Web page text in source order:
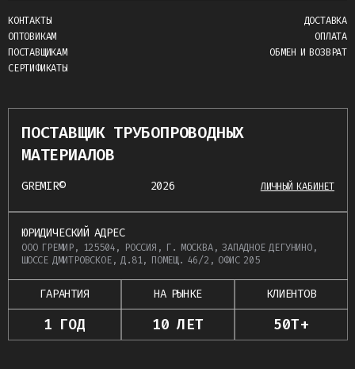
КОНТАКТЫ
ОПТОВИКАМ
ПОСТАВЩИКАМ
СЕРТИФИКАТЫ
ДОСТАВКА
ОПЛАТА
ОБМЕН И ВОЗВРАТ
ПОСТАВЩИК ТРУБОПРОВОДНЫХ
МАТЕРИАЛОВ
GREMIR© 2026 ЛИЧНЫЙ КАБИНЕТ
ЮРИДИЧЕСКИЙ АДРЕС
ООО ГРЕМИР, 125504, РОССИЯ, Г. МОСКВА, ЗАПАДНОЕ ДЕГУНИНО,
ШОССЕ ДМИТРОВСКОЕ, Д.81, ПОМЕЩ. 46/2, ОФИС 205
ГАРАНТИЯ
1 ГОД
НА РЫНКЕ
10 ЛЕТ
КЛИЕНТОВ
50Т+